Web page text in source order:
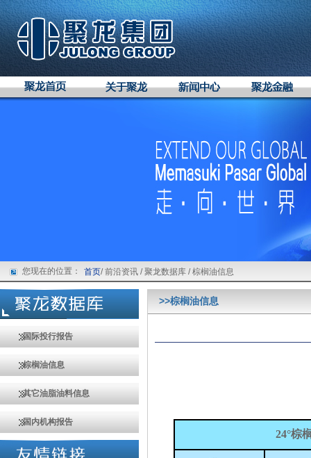
您现在的位置： 首页/ 前沿资讯 / 聚龙数据库 / 棕榈油信息
国际投行报告
棕榈油信息
其它油脂油料信息
国内机构报告
>>棕榈油信息
24°棕